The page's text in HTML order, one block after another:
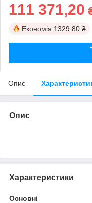
111 371,20
Економія 1329.80 ₴
Опис
Опис
Характеристики
Основні